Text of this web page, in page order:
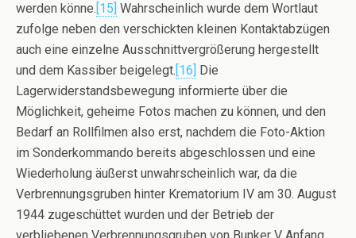
werden könne. [15] Wahrscheinlich wurde dem Wortlaut
zufolge neben den verschickten kleinen Kontaktabzügen
auch eine einzelne Ausschnittvergrößerung hergestellt
und dem Kassiber beigelegt. [16]
Die
Lagerwiderstandsbewegung informierte über die
Möglichkeit, geheime Fotos machen zu können, und den
Bedarf an Rollfilmen also erst, nachdem die Foto-Aktion
im Sonderkommando bereits abgeschlossen und eine
Wiederholung äußerst unwahrscheinlich war, da die
Verbrennungsgruben hinter Krematorium IV am 30. August
1944 zugeschüttet wurden und der Betrieb der